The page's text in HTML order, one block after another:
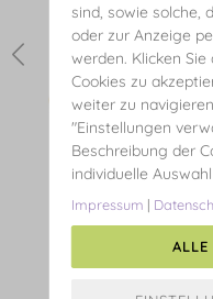
sind, sowie solche,
oder zur Anzeige
werden. Klicken
Cookies zu
weiter zu
"Einstellungen
Beschreibung der
individuelle
Impressum |
ALLE